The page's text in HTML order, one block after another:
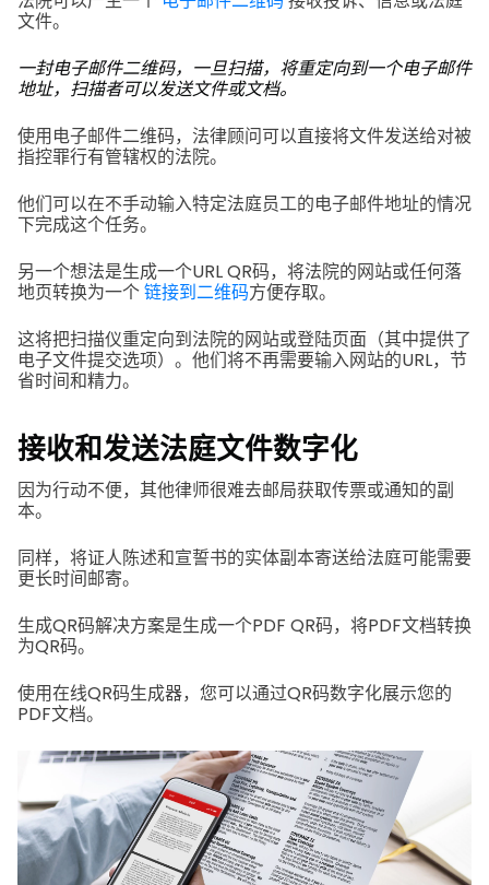
文件。
一封电子邮件二维码，一旦扫描，将重定向到一个电子邮件
地址，扫描者可以发送文件或文档。
使用电子邮件二维码，法律顾问可以直接将文件发送给对被
指控罪行有管辖权的法院。
他们可以在不手动输入特定法庭员工的电子邮件地址的情况
下完成这个任务。
另一个想法是生成一个URL QR码，将法院的网站或任何落
地页转换为一个链接到二维码方便存取。
这将把扫描仪重定向到法院的网站或登陆页面（其中提供了
电子文件提交选项）。他们将不再需要输入网站的URL，节
省时间和精力。
接收和发送法庭文件数字化
因为行动不便，其他律师很难去邮局获取传票或通知的副
本。
同样，将证人陈述和宣誓书的实体副本寄送给法庭可能需要
更长时间邮寄。
生成QR码解决方案是生成一个PDF QR码，将PDF文档转换
为QR码。
使用在线QR码生成器，您可以通过QR码数字化展示您的
PDF文档。